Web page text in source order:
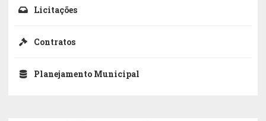
Licitações
Contratos
Planejamento Municipal